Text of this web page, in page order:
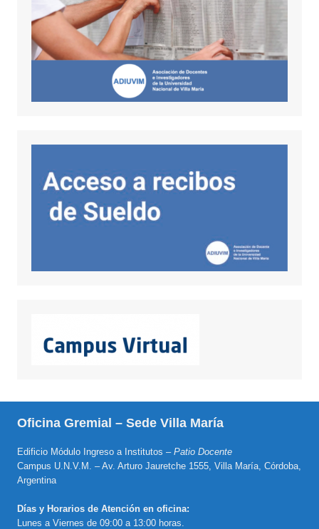
Oficina Gremial – Sede Villa María
Edificio Módulo Ingreso a Institutos – Patio Docente
Campus U.N.V.M. – Av. Arturo Jauretche 1555, Villa María, Córdoba,
Argentina
Días y Horarios de Atención en oficina:
Lunes a Viernes de 09:00 a 13:00 horas.